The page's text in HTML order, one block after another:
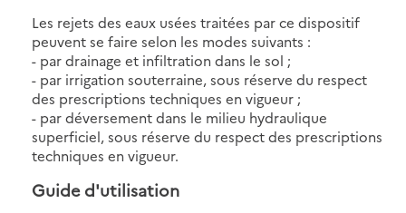
Les rejets des eaux usées traitées par ce dispositif
peuvent se faire selon les modes suivants :
- par drainage et infiltration dans le sol ;
- par irrigation souterraine, sous réserve du respect
des prescriptions techniques en vigueur ;
- par déversement dans le milieu hydraulique
superficiel, sous réserve du respect des prescriptions
techniques en vigueur.
Guide d'utilisation